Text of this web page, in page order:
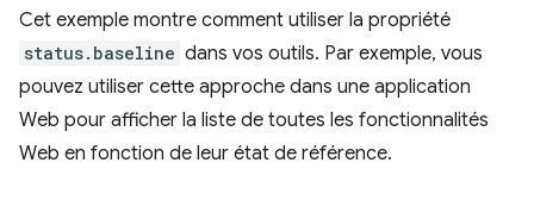
Cet exemple montre comment utiliser la propriété
status.baseline dans vos outils. Par exemple, vous
pouvez utiliser cette approche dans une application
Web pour afficher la liste de toutes les fonctionnalités
Web en fonction de leur état de référence.